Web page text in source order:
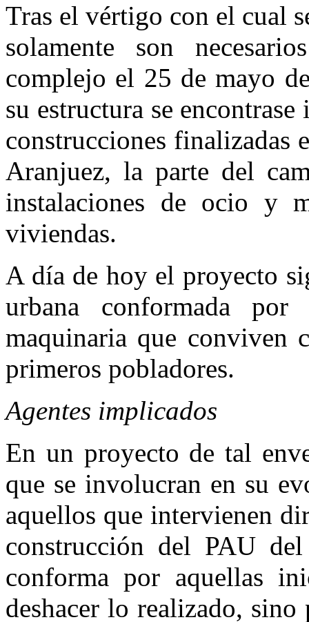
Tras el vértigo con el cual
solamente son
complejo el 25 de mayo
su estructura se encontrase
construcciones finalizadas
Aranjuez, la parte del
instalaciones de ocio y
viviendas.
A día de hoy el proyecto
urbana conformada por
maquinaria que conviven
primeros pobladores.
Agentes implicados
En un proyecto de tal
que se involucran en su
aquellos que intervienen
construcción del PAU
conforma por aquellas
deshacer lo realizado, sino